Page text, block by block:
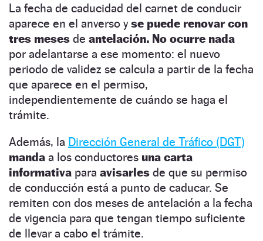
La fecha de caducidad del carnet de conducir
aparece en el anverso yse puede renovar con
tres meses de antelación. No ocurre nada
por adelantarse a ese momento: el nuevo
periodo de validez se calcula a partir de la fecha
que aparece en el permiso,
independientemente de cuándo se haga el
trámite.
Además, la Dirección General de Tráfico (DGT)
manda a los conductores una carta
informativa para avisarles de que su permiso
de conducción está a punto de caducar. Se
remiten con dos meses de antelación a la fecha
de vigencia para que tengan tiempo suficiente
de llevar a cabo el trámite.